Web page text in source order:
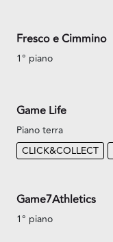
Fresco e Cimmino
1° piano
Game Life
Piano terra
CLICK&COLLECT
Game7Athletics
1° piano